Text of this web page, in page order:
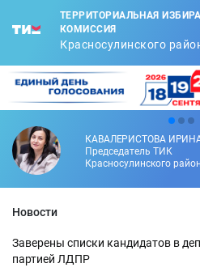
ТЕРРИТОРИАЛЬНАЯ
КОМИССИЯ
Красносулинского
КАВАЛЕРИСТОВА
Председатель ТИК
Красносулинского
Новости
Заверены списки кандидатов в
партией ЛДПР